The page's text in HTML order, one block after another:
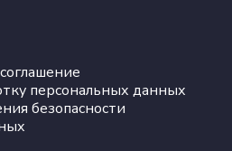
персональных данных
безопасности
персональных данных
безопасности